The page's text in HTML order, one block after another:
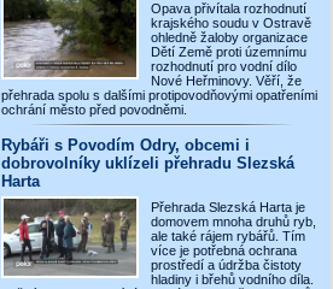
Opava přivítala rozhodnutí
krajského soudu v Ostravě
ohledně žaloby organizace
Dětí Země proti územnímu
rozhodnutí pro vodní dílo
Nové Heřminovy. Věří, že
přehrada spolu s dalšími protipovodňovými opatřeními
ochrání město před povodněmi.
Rybáři s Povodím Odry, obcemi i
dobrovolníky uklízeli přehradu Slezská
Harta
Přehrada Slezská Harta je
domovem mnoha druhů ryb,
ale také rájem rybářů. Tím
více je potřebná ochrana
prostředí a údržba čistoty
hladiny i břehů vodního díla.